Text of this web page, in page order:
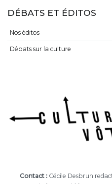
DÉBATS ET ÉDITOS
Nos éditos
Débats sur la culture
Contact :Cécile Desbrun